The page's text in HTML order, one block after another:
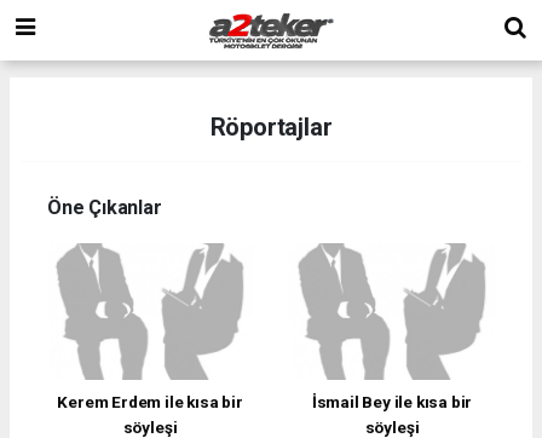
Röportajlar
Öne Çıkanlar
Kerem Erdem ile kısa bir
söyleşi
İsmail Bey ile kısa bir
söyleşi